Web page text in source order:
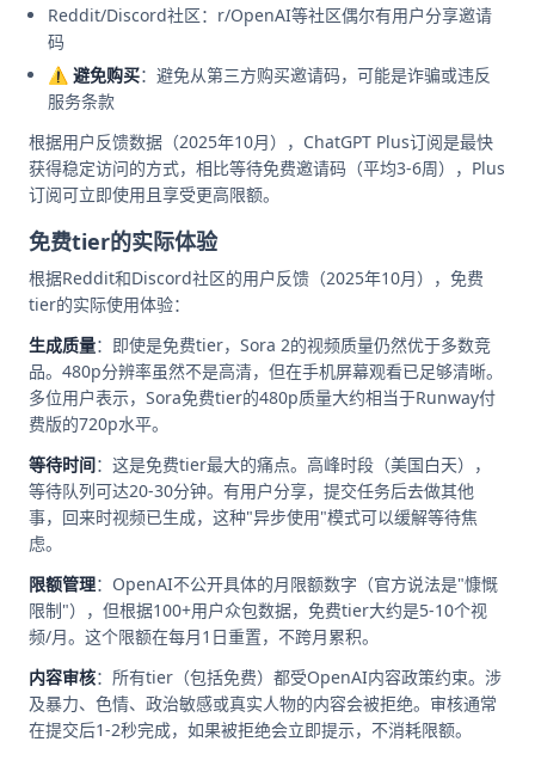
Reddit/Discord社区：r/OpenAI等社区偶尔有用户分享邀请
码
⚠️ 避免购买：避免从第三方购买邀请码，可能是诈骗或违反
服务条款
根据用户反馈数据（2025年10月），ChatGPT Plus订阅是最快
获得稳定访问的方式，相比等待免费邀请码（平均3-6周），Plus
订阅可立即使用且享受更高限额。
免费tier的实际体验
根据Reddit和Discord社区的用户反馈（2025年10月），免费
tier的实际使用体验：
生成质量：即使是免费tier，Sora 2的视频质量仍然优于多数竞
品。480p分辨率虽然不是高清，但在手机屏幕观看已足够清晰。
多位用户表示，Sora免费tier的480p质量大约相当于Runway付
费版的720p水平。
等待时间：这是免费tier最大的痛点。高峰时段（美国白天），
等待队列可达20-30分钟。有用户分享，提交任务后去做其他
事，回来时视频已生成，这种"异步使用"模式可以缓解等待焦
虑。
限额管理：OpenAI不公开具体的月限额数字（官方说法是"慷慨
限制"），但根据100+用户众包数据，免费tier大约是5-10个视
频/月。这个限额在每月1日重置，不跨月累积。
内容审核：所有tier（包括免费）都受OpenAI内容政策约束。涉
及暴力、色情、政治敏感或真实人物的内容会被拒绝。审核通常
在提交后1-2秒完成，如果被拒绝会立即提示，不消耗限额。